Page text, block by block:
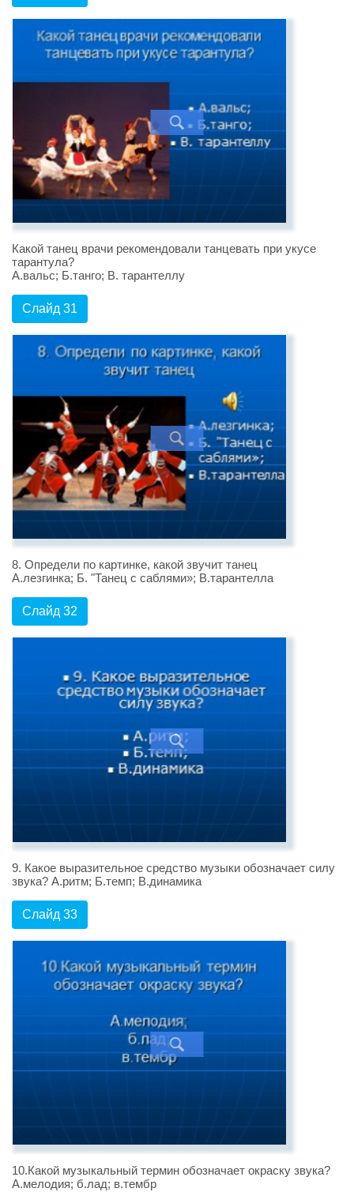
Какой танец врачи рекомендовали танцевать при укусе
тарантула?
А.вальс; Б.танго; В. тарантеллу
Слайд 31
8. Определи по картинке, какой звучит танец
А.лезгинка; Б. "Танец с саблями»; В.тарантелла
Слайд 32
9. Какое выразительное средство музыки обозначает силу
звука? А.ритм; Б.темп; В.динамика
Слайд 33
10.Какой музыкальный термин обозначает окраску звука?
А.мелодия; б.лад; в.тембр